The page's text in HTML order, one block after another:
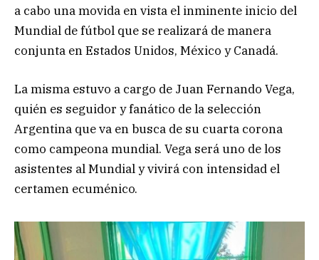
a cabo una movida en vista el inminente inicio del
Mundial de fútbol que se realizará de manera
conjunta en Estados Unidos, México y Canadá.
La misma estuvo a cargo de Juan Fernando Vega,
quién es seguidor y fanático de la selección
Argentina que va en busca de su cuarta corona
como campeona mundial. Vega será uno de los
asistentes al Mundial y vivirá con intensidad el
certamen ecuménico.